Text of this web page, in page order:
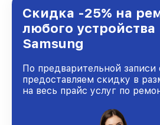
городе Санкт-Петербурге,
повышая уровень доверия и
наших клиентов.
Скидка -25% на
любого устройства
Samsung
По предварительной записи
предоставляем скидку в
на весь прайс услуг по